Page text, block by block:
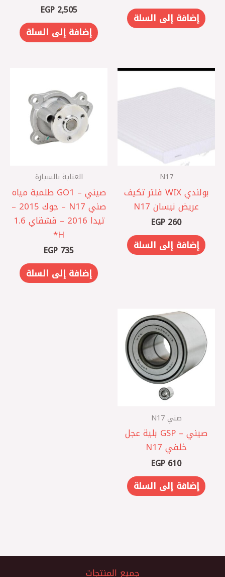
إضافة إلى السلة
EGP2,505
إضافة إلى السلة
N17
بولندي WIX فلتر تكيف
عريض نيسان N17
EGP 260
إضافة إلى السلة
العناية بالسيارة
صيني – GO1 طلمبة مياه
صني N17 – جوك 2015 –
تيدا 2016 – قشقاي 1.6
H*
EGP 735
إضافة إلى السلة
صني N17
صيني – GSP بلية عجل
خلفي N17
EGP 610
إضافة إلى السلة
جميع المنتجات